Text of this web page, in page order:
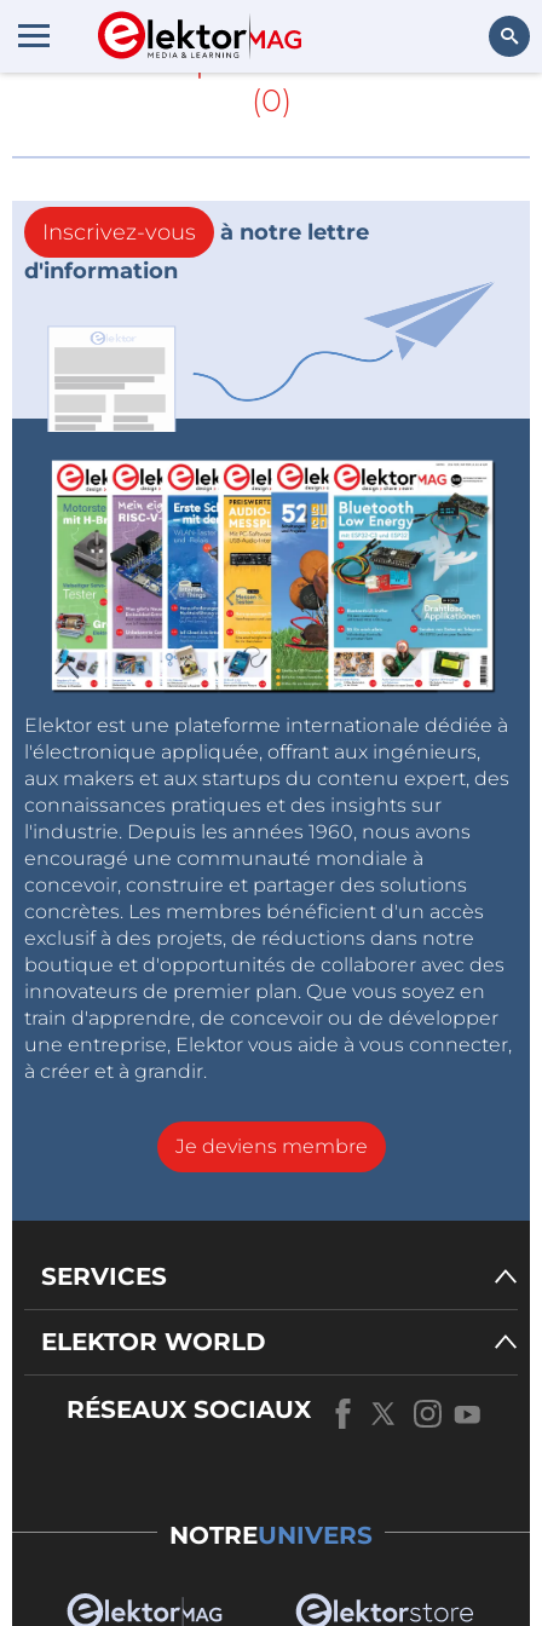
En savoir plus sur Safe PCB
(0)
Inscrivez-vous
à notre lettre
d'information
Elektor est une plateforme internationale dédiée à
l'électronique appliquée, offrant aux ingénieurs,
aux makers et aux startups du contenu expert, des
connaissances pratiques et des insights sur
l'industrie. Depuis les années 1960, nous avons
encouragé une communauté mondiale à
concevoir, construire et partager des solutions
concrètes. Les membres bénéficient d'un accès
exclusif à des projets, de réductions dans notre
boutique et d'opportunités de collaborer avec des
innovateurs de premier plan. Que vous soyez en
train d'apprendre, de concevoir ou de développer
une entreprise, Elektor vous aide à vous connecter,
à créer et à grandir.
Je deviens membre
SERVICES
ELEKTOR WORLD
RÉSEAUX SOCIAUX
NOTREUNIVERS